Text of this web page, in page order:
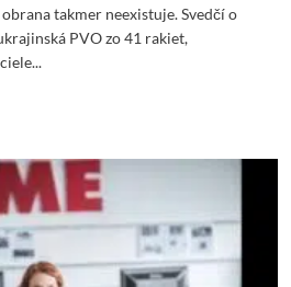
takmer neexistuje. Svedčí o
PVO zo 41 rakiet,